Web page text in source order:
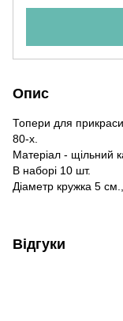
Опис
Топери для прикраси
80-х.
Матеріал - щільний
В наборі 10 шт.
Діаметр кружка 5
Відгуки